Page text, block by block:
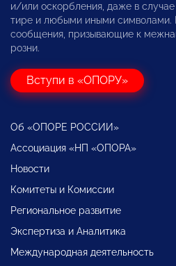
и/или оскорбления, даже в случае
тире и любыми иными символами.
сообщения, призывающие к
розни.
Вступи в «ОПОРУ»
Об «ОПОРЕ РОССИИ»
Ассоциация «НП «ОПОРА»
Новости
Комитеты и Комиссии
Региональное развитие
Экспертиза и Аналитика
Международная деятельность